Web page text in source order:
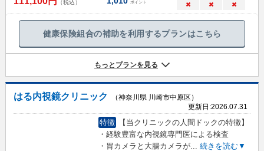
（税込） ポイント × × ×
健康保険組合の補助を利用するプランはこちら
もっとプランを見る
はる内視鏡クリニック
（神奈川県 川崎市中原区）
更新日:2026.07.31
特徴
【当クリニックの人間ドックの特徴】
・経験豊富な内視鏡専門医による検査
・胃カメラと大腸カメラが... 続きを読む▼